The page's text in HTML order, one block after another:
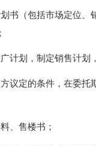
（包括市场定位、
划，制定销售计划
定的条件，在委托
售楼书；